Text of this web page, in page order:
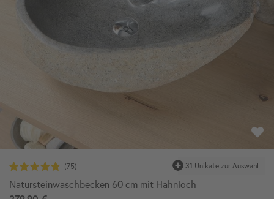
31 Unikate zur Auswahl
Natursteinwaschbecken 60 cm mit Hahnloch